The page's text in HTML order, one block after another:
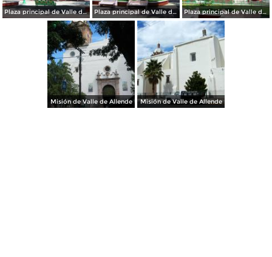
Plaza principal de Valle de Allende Plaza principal de Valle de Allende Plaza principal de Valle de Allende
Misión de Valle de Allende Misión de Valle de Allende